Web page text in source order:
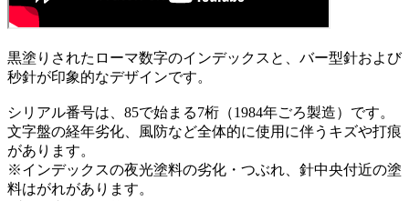
黒塗りされたローマ数字のインデックスと、バー型針および
秒針が印象的なデザインです。
シリアル番号は、85で始まる7桁（1984年ごろ製造）です。
文字盤の経年劣化、風防など全体的に使用に伴うキズや打痕
があります。
※インデックスの夜光塗料の劣化・つぶれ、針中央付近の塗
料はがれがあります。